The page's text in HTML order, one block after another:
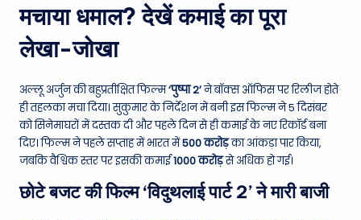
s
A
ro
u
n
d
T
मचाया धमाल? देखें कमाई का पूरा
लेखा-जोखा
अल्लू अर्जुन की बहुप्रतीक्षित फिल्म‘पुष्पा 2’ने बॉक्स ऑफिस पर रिलीज होते
ही तहलका मचा दिया। सुकुमार के निर्देशन में बनी इस फिल्म ने 5 दिसंबर
को सिनेमाघरों में दस्तक दी और पहले दिन से ही कमाई के नए रिकॉर्ड बना
दिए। फिल्म ने पहले सप्ताह में भारत में500 करोड़का आंकड़ा पार किया,
जबकि वैश्विक स्तर पर इसकी कमाई1000 करोड़से अधिक हो गई।
छोटे बजट की फिल्म ‘विदुथलाई पार्ट 2’ ने मारी बाजी